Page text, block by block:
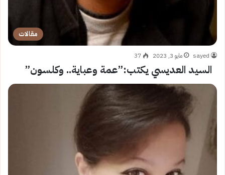
مقالات
sayed مايو 3, 2023 37
السيد العديسي يكتب:”عمة وعباية.. وكلسون”